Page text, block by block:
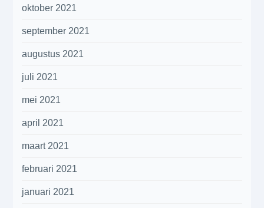
oktober 2021
september 2021
augustus 2021
juli 2021
mei 2021
april 2021
maart 2021
februari 2021
januari 2021